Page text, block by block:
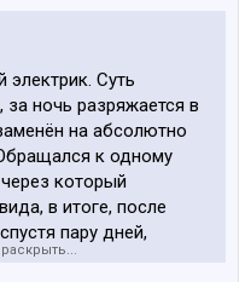
Суть
за ночь разряжается в
на абсолютно
к одному
который
в итоге, после
пару дней,
толкового